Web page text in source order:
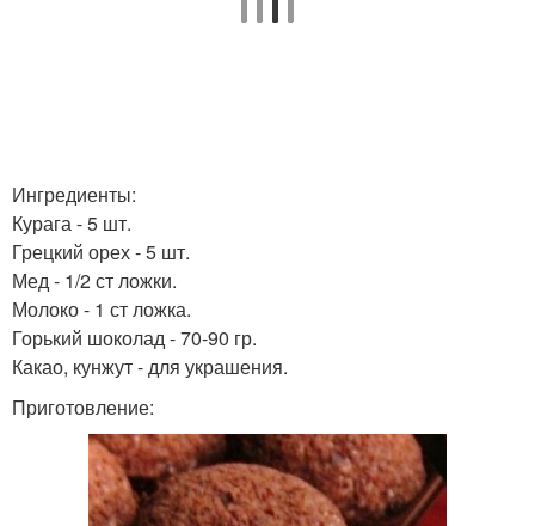
Ингредиенты:
Курага - 5 шт.
Грецкий орех - 5 шт.
Мед - 1/2 ст ложки.
Молоко - 1 ст ложка.
Горький шоколад - 70-90 гр.
Какао, кунжут - для украшения.
Приготовление: